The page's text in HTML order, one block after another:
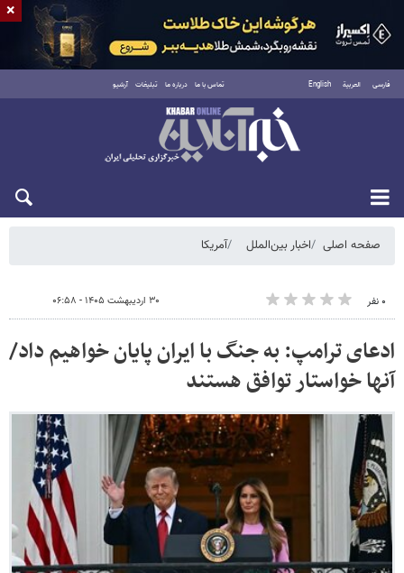
فارسی العربية English تماس با ما درباره ما تبلیغات آرشیو
جمعه ۱۶ مرداد ۱۴۰۵
صفحه اصلی اخبار بین‌الملل آمریکا
۰ نفر ۳۰ اردیبهشت ۱۴۰۵ - ۰۶:۵۸
ادعای ترامپ: به جنگ با ایران پایان خواهیم داد/
آنها خواستار توافق هستند
×